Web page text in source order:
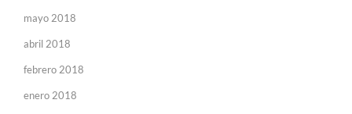
mayo 2018
abril 2018
febrero 2018
enero 2018